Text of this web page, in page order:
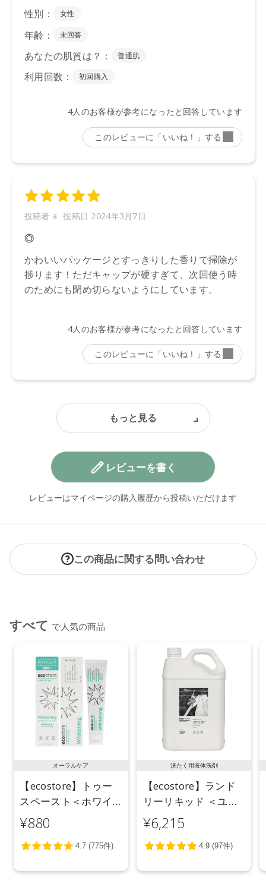
レビューを書く
レビューはマイページの購入履歴から投稿いただけます
この商品に関する問い合わせ
すべて で人気の商品
オーラルケア
【ecostore】トゥー
スペースト＜ホワイ
トニング＞ 100g
¥880
洗たく用液体洗剤
【ecostore】ランド
リーリキッド ＜ユー
カリ＞ 5L
¥6,215